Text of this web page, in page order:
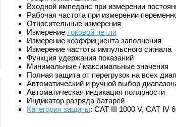
Входной импеданс при измерении
Рабочая частота при измерении
Относительные измерения
Измерение токовой петли
Измерение коэффициента заполнения
Измерение частоты импульсного сигнала
Функция удержания показаний
Минимальные / максимальные значения
Полная защита от перегрузок на всех
Автоматический и ручной выбор
Автоматическая индикация полярности
Индикатор разряда батарей
Категория защиты: CAT III 1000 V, CAT IV